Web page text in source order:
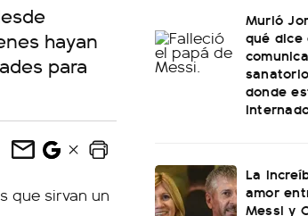
hayan
para
Murió
qué dice
donde
La
amor
Messi y